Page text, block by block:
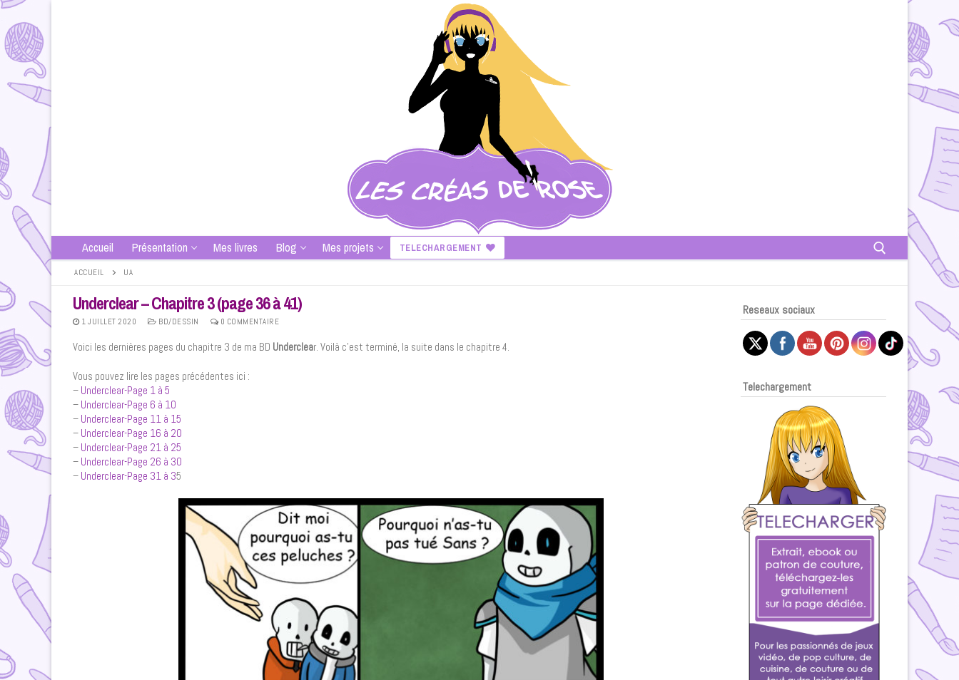
Accueil Présentation Mes livres Blog Mes projets TELECHARGEMENT
ACCUEIL UA
Underclear – Chapitre 3 (page 36 à 41)
1 JUILLET 2020 BD/DESSIN 0 COMMENTAIRE
Voici les dernières pages du chapitre 3 de ma BD Underclear. Voilà c’est terminé, la suite dans le chapitre 4.
Vous pouvez lire les pages précédentes ici :
– Underclear-Page 1 à 5
– Underclear-Page 6 à 10
– Underclear-Page 11 à 15
– Underclear-Page 16 à 20
– Underclear-Page 21 à 25
– Underclear-Page 26 à 30
– Underclear-Page 31 à 35
Reseaux sociaux
Telechargement